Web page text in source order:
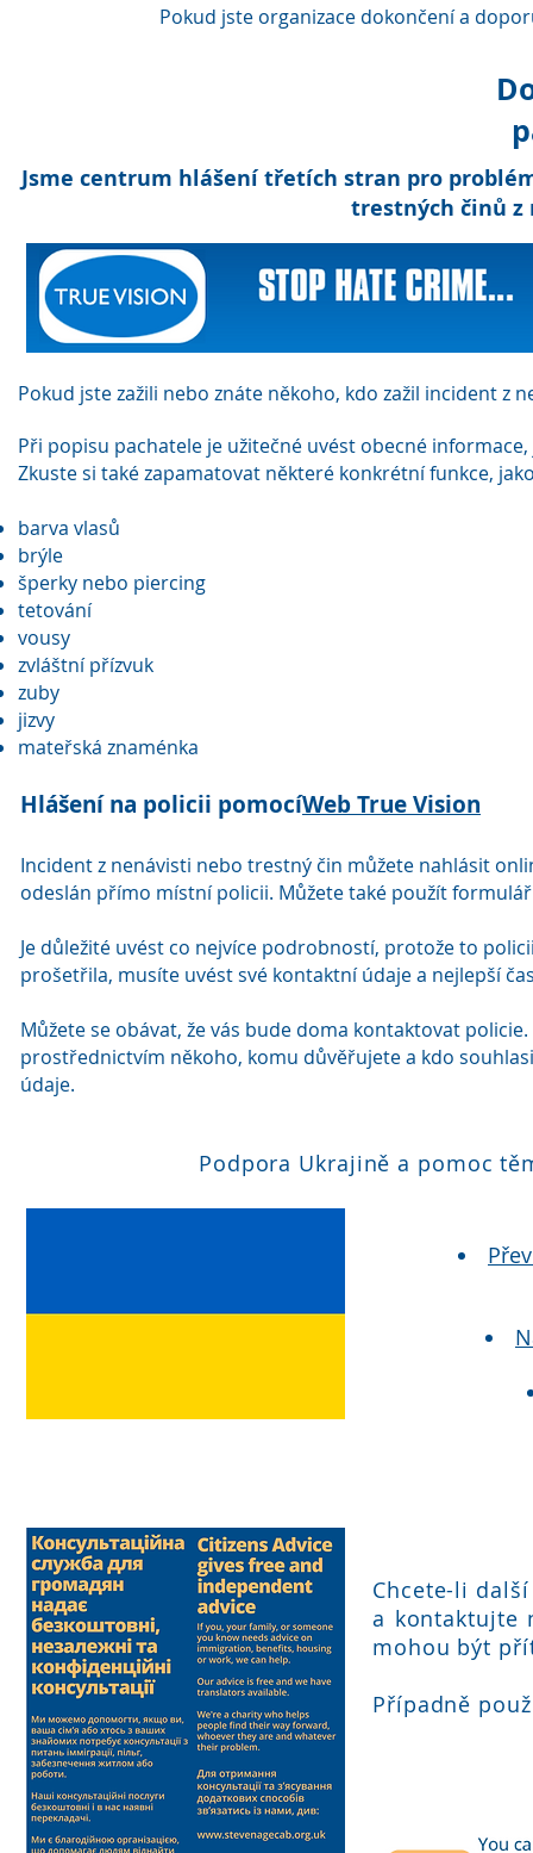
Pokud jste organizace dokončenía
Jsme centrum hlášení třetích stran pro
trestných činů z
Pokud jste zažili nebo znáte někoho, kdo zažil incident
Při popisu pachatele je užitečné uvést obecné
Zkuste si také zapamatovat některé konkrétní funkce,
barva vlasů
brýle
šperky nebo piercing
tetování
vousy
zvláštní přízvuk
zuby
jizvy
mateřská znaménka
Hlášení na policii pomocíWeb True Vision
Incident z nenávisti nebo trestný čin můžete nahlásit
odeslán přímo místní policii. Můžete také použít
Je důležité uvést co nejvíce podrobností, protože to
prošetřila, musíte uvést své kontaktní údaje a nejlepší
Můžete se obávat, že vás bude doma kontaktovat
prostřednictvím někoho, komu důvěřujete a kdo
údaje.
Podpora Ukrajině a pomoc
Chcete-li
a kontaktujte
mohou být
Případně